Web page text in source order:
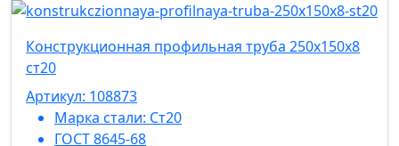
Конструкционная профильная труба 250х150х8
ст20
Артикул: 108873
Марка стали: Ст20
ГОСТ 8645-68